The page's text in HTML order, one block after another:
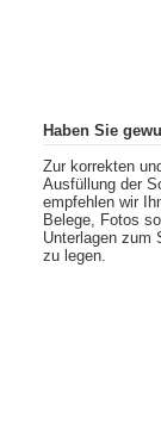
Haben Sie
Zur korrekten
Ausfüllung der
empfehlen wir
Belege, Fotos
Unterlagen zum
zu legen.